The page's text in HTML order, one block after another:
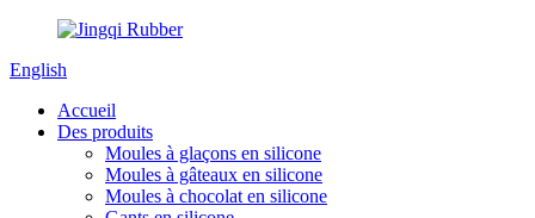
English
Accueil
Des produits
Moules à glaçons en silicone
Moules à gâteaux en silicone
Moules à chocolat en silicone